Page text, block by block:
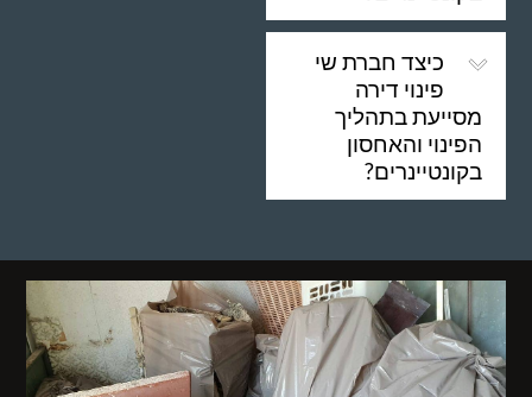
כיצד חברת שי
פינוי דירה
מסייעת בתהליך
הפינוי והאחסון
בקונטיינרים?